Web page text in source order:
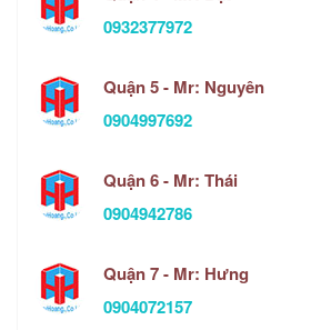
0932377972
Quận 5 - Mr: Nguyên
0904997692
Quận 6 - Mr: Thái
0904942786
Quận 7 - Mr: Hưng
0904072157